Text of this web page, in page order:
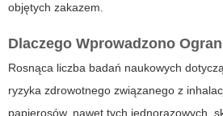
objętych zakazem.
Dlaczego Wprowadzono
Rosnąca liczba badań naukowych
ryzyka zdrowotnego związanego z
papierosów, nawet tych jednorazowych,